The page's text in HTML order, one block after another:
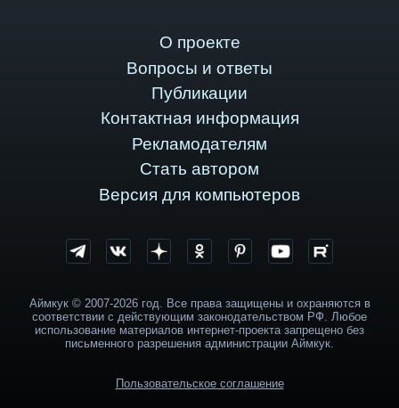
О проекте
Вопросы и ответы
Публикации
Контактная информация
Рекламодателям
Стать автором
Версия для компьютеров
Аймкук © 2007-2026 год. Все права защищены и охраняются в
соответствии с действующим законодательством РФ. Любое
использование материалов интернет-проекта запрещено без
письменного разрешения администрации Аймкук.
Пользовательское соглашение